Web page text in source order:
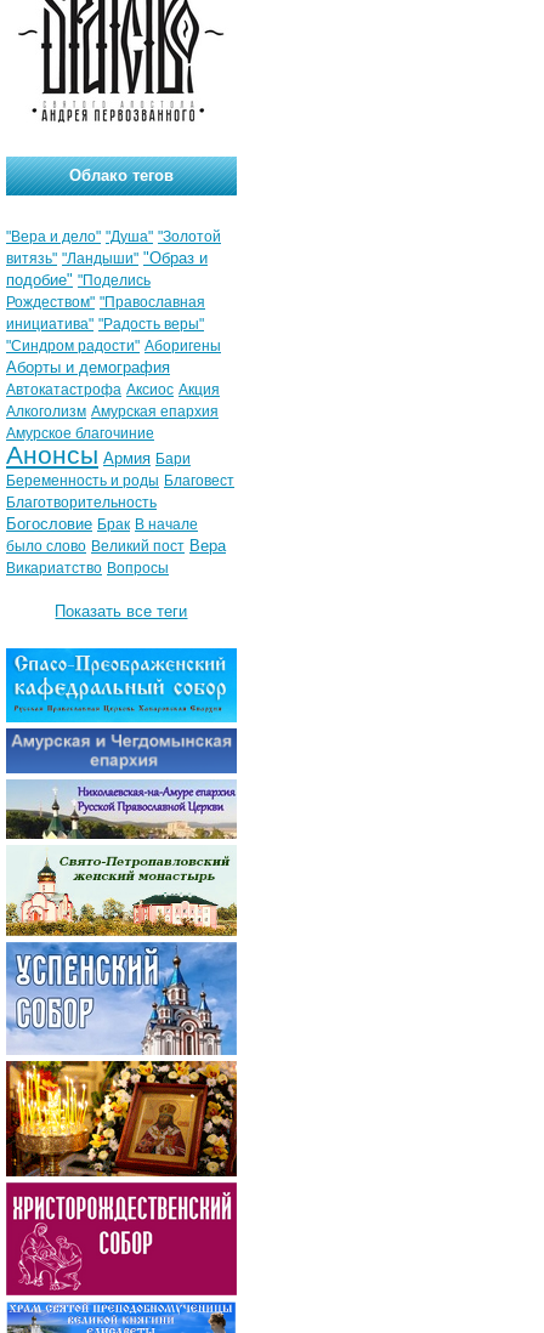
Облако тегов
"Вера и дело" "Душа" "Золотой
витязь" "Ландыши" "Образ и
подобие" "Поделись
Рождеством" "Православная
инициатива" "Радость веры"
"Синдром радости" Аборигены
Аборты и демография
Автокатастрофа Аксиос Акция
Алкоголизм Амурская епархия
Амурское благочиние
Анонсы Армия Бари
Беременность и роды Благовест
Благотворительность
Богословие Брак В начале
было слово Великий пост Вера
Викариатство Вопросы
Показать все теги